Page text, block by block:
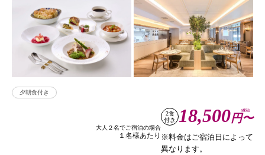
夕朝食付き
大人２名でご宿泊の場合
１名様あたり
2食
付き
18,500円〜
(税込)
※料金はご宿泊日によって
異なります。